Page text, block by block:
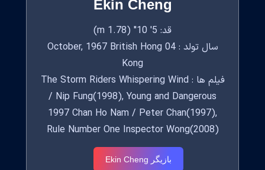
Ekin Cheng
قد: 5' 10" (1.78 m)
سال تولد : 04 October, 1967 British Hong
Kong
فیلم ها : The Storm Riders Whispering Wind
/ Nip Fung(1998), Young and Dangerous
1997 Chan Ho Nam / Peter Chan(1997),
Rule Number One Inspector Wong(2008)
بازیگر Ekin Cheng